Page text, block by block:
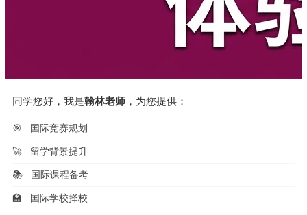
同学您好，我是翰林老师 ，为您提供：
🎯 国际竞赛规划
🚀 留学背景提升
📚 国际课程备考
🏫 国际学校择校